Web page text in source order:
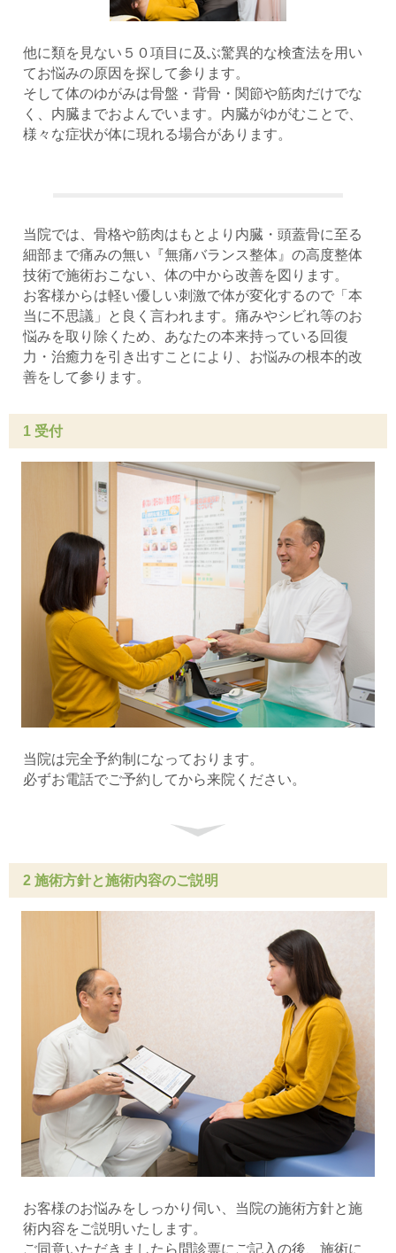
他に類を見ない５０項目に及ぶ驚異的な検査法を用い
てお悩みの原因を探して参ります。
そして体のゆがみは骨盤・背骨・関節や筋肉だけでな
く、内臓までおよんでいます。内臓がゆがむことで、
様々な症状が体に現れる場合があります。
当院では、骨格や筋肉はもとより内臓・頭蓋骨に至る
細部まで痛みの無い『無痛バランス整体』の高度整体
技術で施術おこない、体の中から改善を図ります。
お客様からは軽い優しい刺激で体が変化するので「本
当に不思議」と良く言われます。痛みやシビれ等のお
悩みを取り除くため、あなたの本来持っている回復
力・治癒力を引き出すことにより、お悩みの根本的改
善をして参ります。
1 受付
当院は完全予約制になっております。
必ずお電話でご予約してから来院ください。
2 施術方針と施術内容のご説明
お客様のお悩みをしっかり伺い、当院の施術方針と施
術内容をご説明いたします。
ご同意いただきましたら問診票にご記入の後、施術に